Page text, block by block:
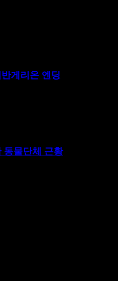
게리온 엔딩
동물단체 근황